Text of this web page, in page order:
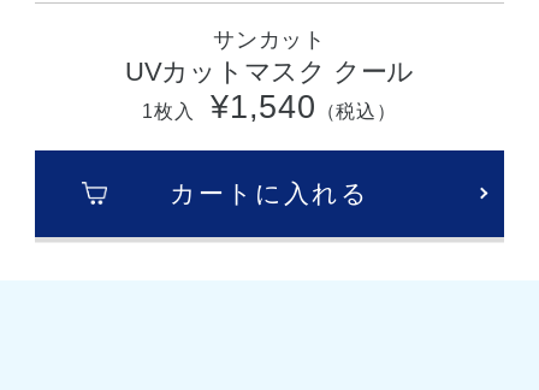
サンカット
UVカットマスク クール
1枚入 ¥1,540 （税込）
カートに入れる